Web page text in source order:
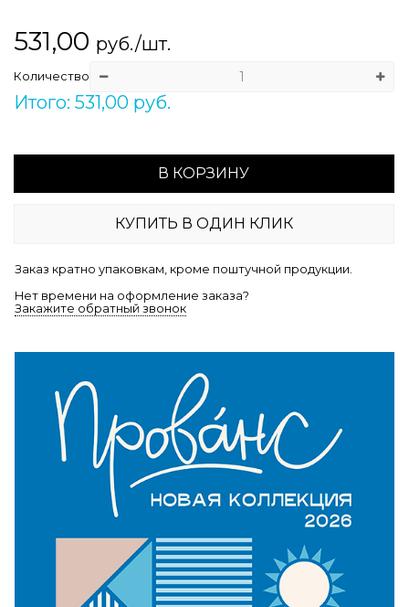
531,00 руб./шт.
Количество
Итого: 531,00 руб.
В КОРЗИНУ
КУПИТЬ В ОДИН КЛИК
Заказ кратно упаковкам, кроме поштучной продукции.
Нет времени на оформление заказа?
Закажите обратный звонок